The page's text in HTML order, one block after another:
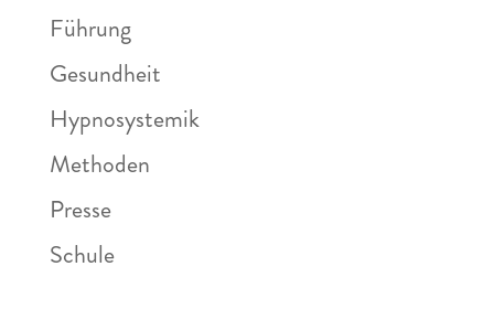
Führung
Gesundheit
Hypnosystemik
Methoden
Presse
Schule